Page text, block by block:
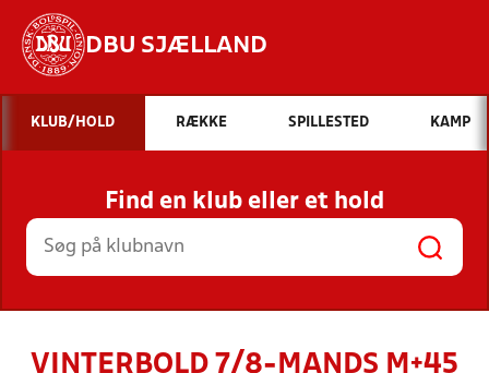
DBU SJÆLLAND
Hvad vil du søge efter?
INDHOLD OG NYHEDER
STILLINGER, RESULTATER, KLUBBER OG
HOLD
KLUB/HOLD RÆKKE SPILLESTED KAMP
Find en klub eller et hold
VINTERBOLD 7/8-MANDS M+45